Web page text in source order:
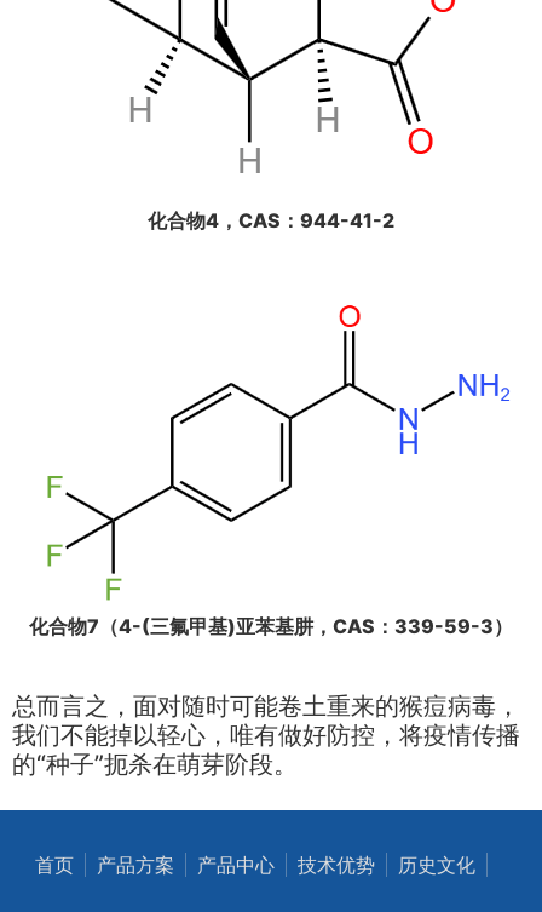
化合物4，CAS：944-41-2
化合物7（4-(三氟甲基)亚苯基肼，CAS：339-59-3）
总而言之，面对随时可能卷土重来的猴痘病毒，
我们不能掉以轻心，唯有做好防控，将疫情传播
的“种子”扼杀在萌芽阶段。
首页 产品方案 产品中心 技术优势 历史文化